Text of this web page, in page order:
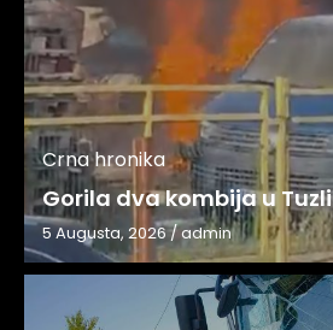
Crna hronika
Gorila dva kombija u Tuzli
5 Augusta, 2026/admin